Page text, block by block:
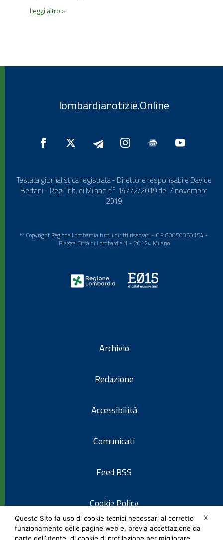
Leggi altro »
lombardianotizie.Online
Testata giornalistica registrata - Direttore responsabile Davide
Bertani - Reg. Trib. di Milano n° 14772/2019 del 7 novembre
2019
© Copyright Regione Lombardia tutti i diritti riservati - C.F. 80050050154 -
Piazza Città di Lombardia 1 - 20124 Milano
Archivio
Redazione
Accessibilità
Comunicati
Feed RSS
Cookie Policy
Informativa privacy
X
Questo Sito fa uso di cookie tecnici necessari al corretto
funzionamento delle pagine web e, previa accettazione da
parte dell’utente, di cookie di profilazione per migliorare